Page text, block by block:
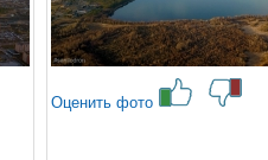
Оценить фото